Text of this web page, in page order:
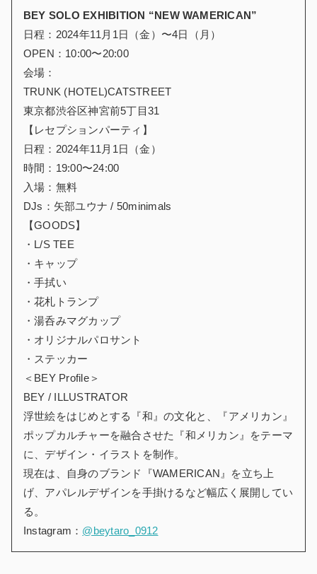
BEY SOLO EXHIBITION “NEW WAMERICAN”
日程：2024年11月1日（金）〜4日（月）
OPEN：10:00〜20:00
会場：
TRUNK (HOTEL)CATSTREET
東京都渋谷区神宮前5丁目31
【レセプションパーティ】
日程：2024年11月1日（金）
時間：19:00〜24:00
入場：無料
DJs：矢部ユウナ / 50minimals
【GOODS】
・L/S TEE
・キャップ
・手拭い
・花札トランプ
・湯呑みマグカップ
・オリジナルパロサント
・ステッカー
＜BEY Profile＞
BEY / ILLUSTRATOR
浮世絵をはじめとする『和』の文化と、『アメリカン』
ポップカルチャーを融合させた『和メリカン』をテーマ
に、デザイン・イラストを制作。
現在は、自身のブランド『WAMERICAN』を立ち上
げ、アパレルデザインを手掛けるなど幅広く展開してい
る。
Instagram： @beytaro_0912